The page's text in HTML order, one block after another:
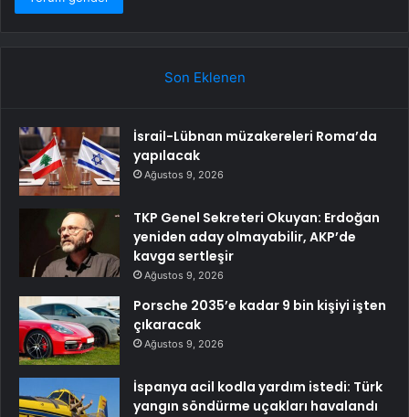
Son Eklenen
İsrail-Lübnan müzakereleri Roma’da
yapılacak
Ağustos 9, 2026
TKP Genel Sekreteri Okuyan: Erdoğan
yeniden aday olmayabilir, AKP’de
kavga sertleşir
Ağustos 9, 2026
Porsche 2035’e kadar 9 bin kişiyi işten
çıkaracak
Ağustos 9, 2026
İspanya acil kodla yardım istedi: Türk
yangın söndürme uçakları havalandı